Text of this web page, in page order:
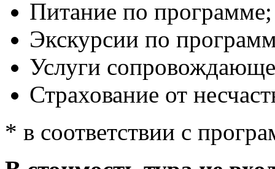
Питание по программе;
Экскурсии по
Услуги
Страхование от
* в соответствии с